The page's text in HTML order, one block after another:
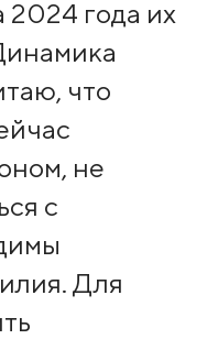
2024 года их
что
не
с
Для